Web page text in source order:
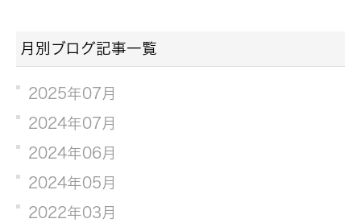
月別ブログ記事一覧
2025年07月
2024年07月
2024年06月
2024年05月
2022年03月